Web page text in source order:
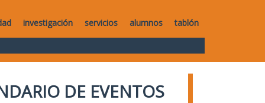
investigación servicios alumnos tablón
DE EVENTOS